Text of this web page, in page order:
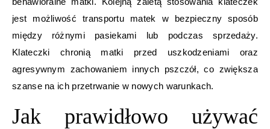
jest możliwość transportu matek w bezpieczny sposób
między różnymi pasiekami lub podczas sprzedaży.
Klateczki chronią matki przed uszkodzeniami oraz
agresywnym zachowaniem innych pszczół, co zwiększa
szanse na ich przetrwanie w nowych warunkach.
Jak prawidłowo używać